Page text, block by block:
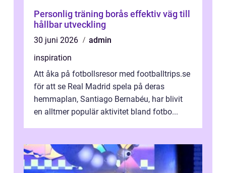
Personlig träning borås effektiv väg till
hållbar utveckling
30 juni 2026
admin
inspiration
Att åka på fotbollsresor med footballtrips.se
för att se Real Madrid spela på deras
hemmaplan, Santiago Bernabéu, har blivit
en alltmer populär aktivitet bland fotbo...